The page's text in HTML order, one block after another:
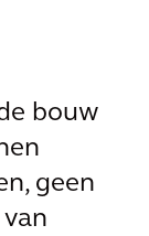
bouw
geen